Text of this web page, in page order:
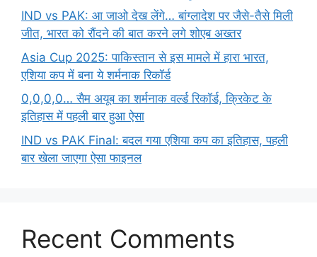
IND vs PAK: आ जाओ देख लेंगे… बांग्लादेश पर जैसे-तैसे मिली
जीत, भारत को रौंदने की बात करने लगे शोएब अख्तर
Asia Cup 2025: पाकिस्तान से इस मामले में हारा भारत,
एशिया कप में बना ये शर्मनाक रिकॉर्ड
0,0,0,0… सैम अयूब का शर्मनाक वर्ल्ड रिकॉर्ड, क्रिकेट के
इतिहास में पहली बार हुआ ऐसा
IND vs PAK Final: बदल गया एशिया कप का इतिहास, पहली
बार खेला जाएगा ऐसा फाइनल
Recent Comments